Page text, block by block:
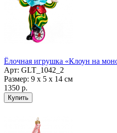
Ёлочная игрушка «Клоун на
Арт: GLT_1042_2
Размер: 9 х 5 х 14 см
1350 р.